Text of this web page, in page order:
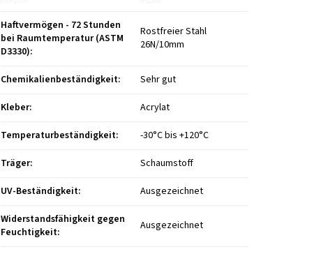
Haftvermögen - 72 Stunden
bei Raumtemperatur (ASTM
D3330):
Rostfreier Stahl
26N/10mm
Chemikalienbeständigkeit:
Sehr gut
Kleber:
Acrylat
Temperaturbeständigkeit:
-30°C bis +120°C
Träger:
Schaumstoff
UV-Beständigkeit:
Ausgezeichnet
Widerstandsfähigkeit gegen
Feuchtigkeit: Ausgezeichnet